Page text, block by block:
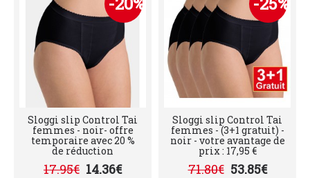
Sloggi slip Control Tai
femmes - noir- offre
temporaire avec 20 %
de réduction
17.95€ 14.36€
Sloggi slip Control Tai
femmes - (3+1 gratuit) -
noir - votre avantage de
prix : 17,95 €
71.80€ 53.85€